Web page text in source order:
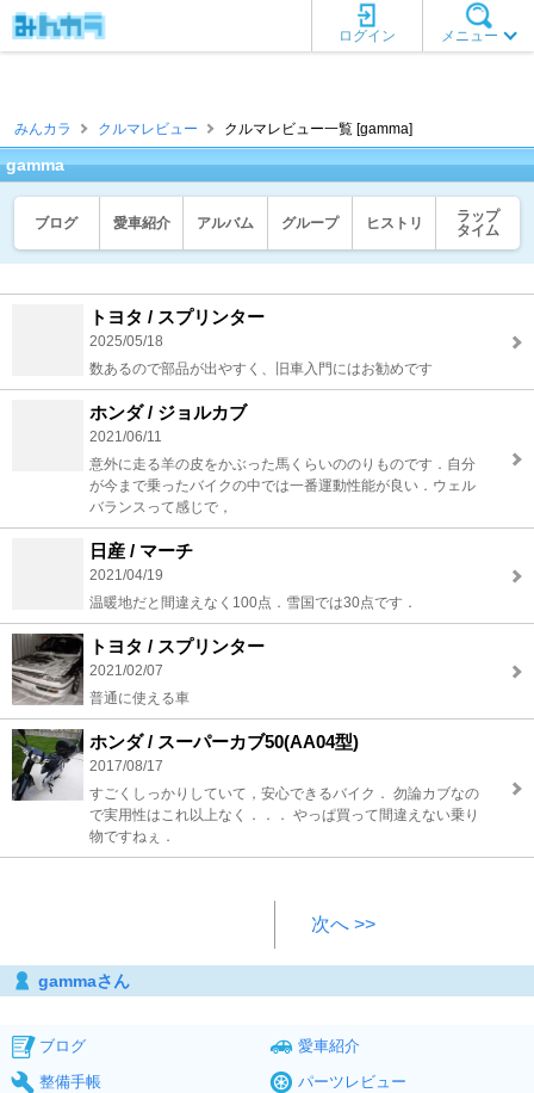
メニュー
ログイン
みんカラ クルマレビュー クルマレビュー一覧 [gamma]
gamma
ブログ 愛車紹介 アルバム グループ ヒストリ
ラップ
タイム
トヨタ / スプリンター
2025/05/18
数あるので部品が出やすく、旧車入門にはお勧めです
ホンダ / ジョルカブ
2021/06/11
意外に走る羊の皮をかぶった馬くらいののりものです．自分
が今まで乗ったバイクの中では一番運動性能が良い．ウェル
バランスって感じで，
日産 / マーチ
2021/04/19
温暖地だと間違えなく100点．雪国では30点です．
トヨタ / スプリンター
2021/02/07
普通に使える車
ホンダ / スーパーカブ50(AA04型)
2017/08/17
すごくしっかりしていて，安心できるバイク． 勿論カブなの
で実用性はこれ以上なく．．． やっぱ買って間違えない乗り
物ですねぇ．
次へ >>
gammaさん
ブログ
愛車紹介
整備手帳
パーツレビュー